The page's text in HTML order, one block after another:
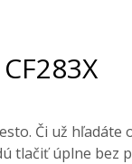
Či už
tlačiť úplne bez